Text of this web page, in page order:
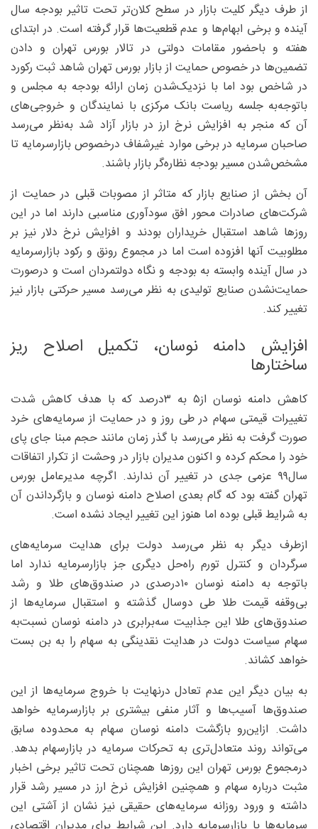
از طرف دیگر کلیت بازار در سطح کلان‌تر تحت تاثیر بودجه سال
آینده و برخی ابهام‌ها و عدم قطعیت‌ها قرار گرفته است. در ابتدای
هفته و باحضور مقامات دولتی در تالار بورس تهران و دادن
تضمین‌ها در خصوص حمایت از بازار بورس تهران شاهد ثبت رکورد
در شاخص بود اما با نزدیک‌شدن زمان ارائه بودجه به مجلس و
باتوجه‌به جلسه ریاست بانک مرکزی با نمایندگان و خروجی‌های
آن که منجر به افزایش نرخ ارز در بازار آزاد شد به‌نظر می‌رسد
صاحبان سرمایه در برخی موارد غیرشفاف درخصوص بازارسرمایه تا
مشخص‌شدن مسیر بودجه نظاره‌گر بازار باشند.
آن بخش از صنایع بازار که متاثر از مصوبات قبلی در حمایت از
شرکت‌های صادرات محور افق سودآوری مناسبی دارند اما در این
روزها شاهد استقبال خریداران بودند و افزایش نرخ دلار نیز بر
مطلوبیت آنها افزوده است اما در مجموع رونق و رکود بازارسرمایه
در سال آینده وابسته به بودجه و نگاه دولتمردان است و درصورت
حمایت‌نشدن صنایع تولیدی به نظر می‌رسد مسیر حرکتی بازار نیز
تغییر کند.
افزایش دامنه نوسان، تکمیل اصلاح ریز
ساختارها
کاهش دامنه نوسان از۵ به ۳‌درصد که با هدف کاهش شدت
تغییرات قیمتی سهام در طی روز و در حمایت از سرمایه‌های خرد
صورت گرفت به نظر می‌رسد با گذر زمان مانند حجم مبنا جای پای
خود را محکم کرده و اکنون مدیران بازار در وحشت از تکرار اتفاقات
سال۹۹ عزمی جدی در تغییر آن ندارند. اگرچه مدیرعامل بورس
تهران گفته بود که گام بعدی اصلاح دامنه نوسان و بازگرداندن آن
به شرایط قبلی بوده اما هنوز این تغییر ایجاد نشده است.
ازطرف دیگر به نظر می‌رسد دولت برای هدایت سرمایه‌های
سرگردان و کنترل تورم راه‌حل دیگری جز بازارسرمایه ندارد اما
باتوجه به دامنه نوسان ۱۰‌درصدی در صندوق‌های طلا و رشد
بی‌وقفه قیمت طلا طی دوسال گذشته و استقبال سرمایه‌ها از
صندوق‌های طلا این جذابیت سه‌برابری در دامنه نوسان نسبت‌به
سهام سیاست دولت در هدایت نقدینگی به سهام را به بن بست
خواهد کشاند.
به بیان دیگر این عدم تعادل درنهایت با خروج سرمایه‌ها از این
صندوق‌ها آسیب‌ها و آثار منفی بیشتری بر بازارسرمایه خواهد
داشت. ازاین‌رو بازگشت دامنه نوسان سهام به محدوده سابق
می‌تواند روند متعادل‌تری به تحرکات سرمایه در بازارسهام بدهد.
درمجموع بورس تهران این روزها همچنان تحت تاثیر برخی اخبار
مثبت درباره سهام و همچنین افزایش نرخ ارز در مسیر رشد قرار
داشته و ورود روزانه سرمایه‌های حقیقی نیز نشان از آشتی این